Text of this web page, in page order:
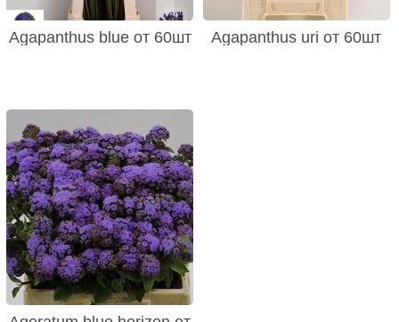
Agapanthus blue от 60шт Agapanthus uri от 60шт